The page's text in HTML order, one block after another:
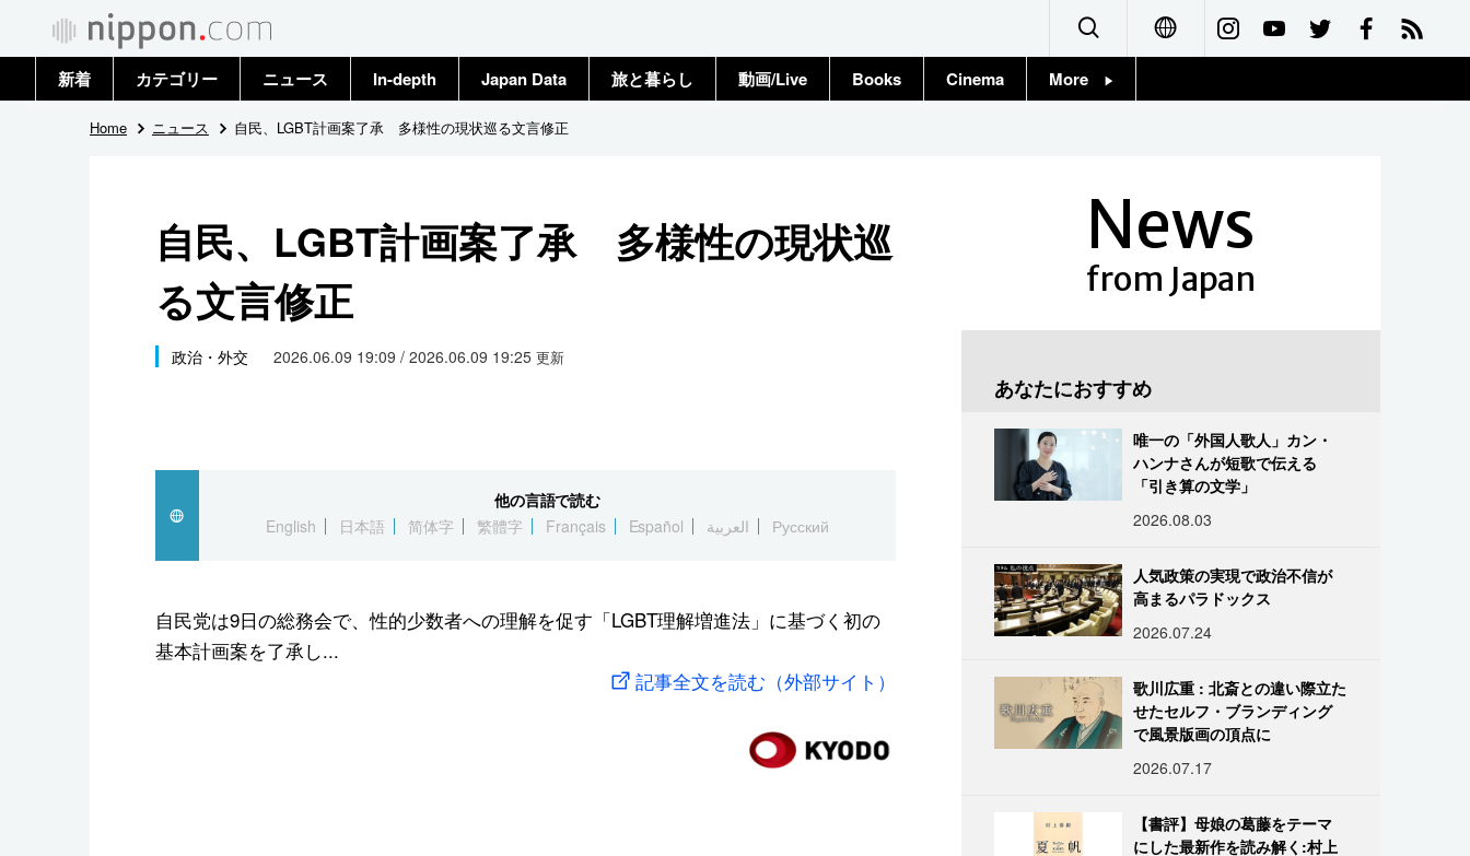
Français
新着 カテゴリー
政治・外交
国際
社会
文化
スポーツ・東京2020
ニュース
トップ
In-depth Japan Data 旅と暮らし 動画/Live Books Cinema More
Home ニュース 自民、LGBT計画案了承 多様性の現状巡る文言修正
自民、LGBT計画案了承 多様性の現状巡
る文言修正
政治・外交 2026.06.09 19:09 / 2026.06.09 19:25 更新
他の言語で読む
English
日本語 简体字 繁體字 Français Español العربية Русский
自民党は9日の総務会で、性的少数者への理解を促す「LGBT理解増進法」に基づく初の
基本計画案を了承し...
記事全文を読む（外部サイト）
News
from Japan
あなたにおすすめ
唯一の「外国人歌人」カン・
ハンナさんが短歌で伝える
「引き算の文学」
2026.08.03
人気政策の実現で政治不信が
高まるパラドックス
2026.07.24
歌川広重 : 北斎との違い際立た
せたセルフ・ブランディング
で風景版画の頂点に
2026.07.17
【書評】母娘の葛藤をテーマ
にした最新作を読み解く:村上